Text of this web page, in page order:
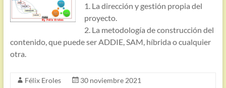
1. La dirección y gestión propia del
proyecto.
2. La metodología de construcción del
contenido, que puede ser ADDIE, SAM, híbrida o cualquier
otra.
Félix Eroles
30 noviembre 2021